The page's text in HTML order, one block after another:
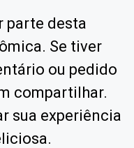
parte desta
Se tiver
ou pedido
compartilhar.
sua experiência